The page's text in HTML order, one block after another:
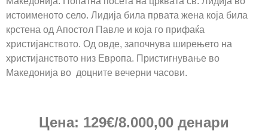
истоименото село. Лидија била првата жена која била
крстена од Апостол Павле и која го прифаќа
христијанството. Од овде, започнува ширењето на
христијанството низ Европа. Пристигнување во
Македонија во доцните вечерни часови.
Цена: 129€/8.000,00 денари